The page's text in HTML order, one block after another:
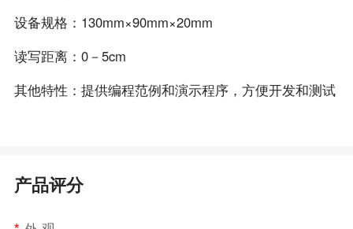
设备规格：130mm×90mm×20mm
读写距离：0－5cm
其他特性：提供编程范例和演示程序，方便开发和测试
产品评分